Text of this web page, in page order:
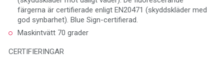
färgerna är certifierade enligt EN20471 (skyddskläder med
god synbarhet). Blue Sign-certifierad.
Maskintvätt 70 grader
CERTIFIERINGAR